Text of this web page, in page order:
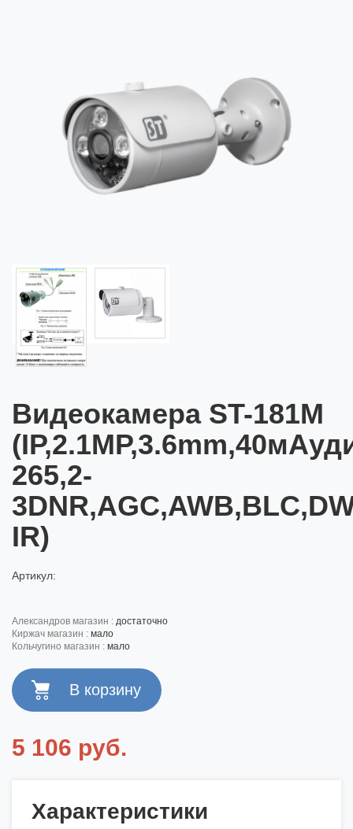
Видеокамера ST-181M
265,2-
IR)
Артикул:
александров магазин : достаточно
киржач магазин : мало
кольчугино магазин : мало
5 106 руб.
Характеристики